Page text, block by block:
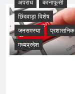
अपराध
कानाफूसी
छिंदवाड़ा विशेष
जनसमस्या
प्रशासनिक
मध्यप्रदेश